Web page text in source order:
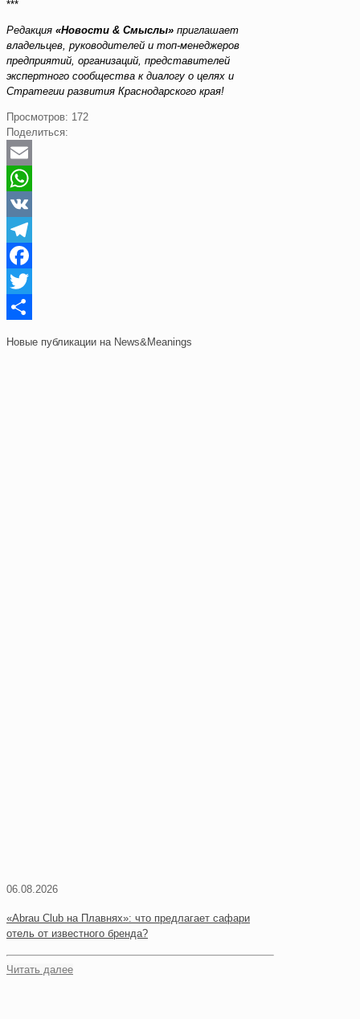
***
Редакция «Новости & Смыслы» приглашает
владельцев, руководителей и топ-менеджеров
предприятий, организаций, представителей
экспертного сообщества к диалогу о целях и
Стратегии развития Краснодарского края!
Просмотров: 172
Поделиться:
Email
WhatsApp
VK
Telegram
Facebook
Twitter
Новые публикации на News&Meanings
06.08.2026
«Abrau Club на Плавнях»: что предлагает сафари
отель от известного бренда?
Читать далее